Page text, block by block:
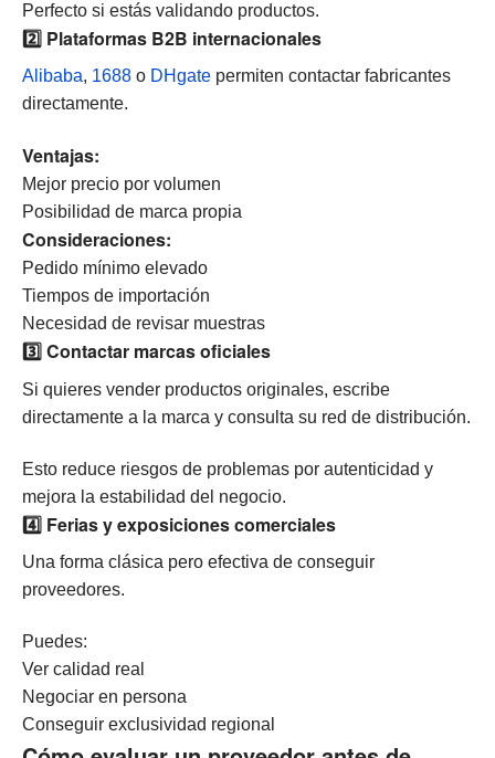
Perfecto si estás validando productos.
2️⃣ Plataformas B2B internacionales
Alibaba, 1688 o DHgate permiten contactar fabricantes
directamente.
Ventajas:
Mejor precio por volumen
Posibilidad de marca propia
Consideraciones:
Pedido mínimo elevado
Tiempos de importación
Necesidad de revisar muestras
3️⃣ Contactar marcas oficiales
Si quieres vender productos originales, escribe
directamente a la marca y consulta su red de distribución.
Esto reduce riesgos de problemas por autenticidad y
mejora la estabilidad del negocio.
4️⃣ Ferias y exposiciones comerciales
Una forma clásica pero efectiva de conseguir
proveedores.
Puedes:
Ver calidad real
Negociar en persona
Conseguir exclusividad regional